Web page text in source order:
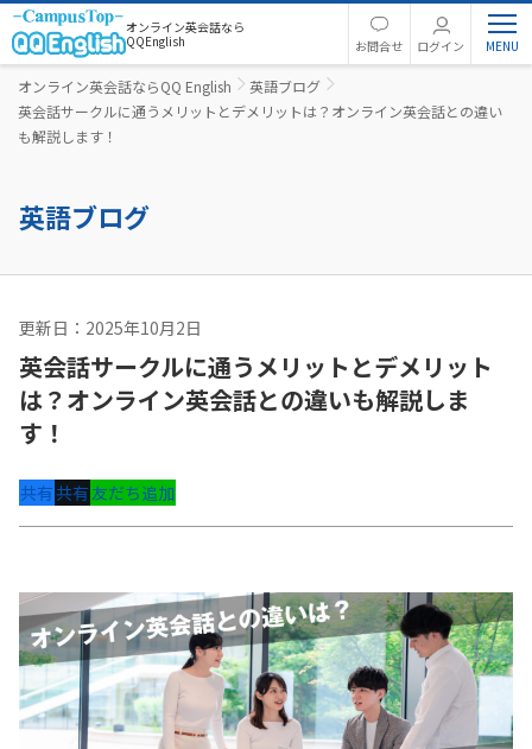
オンライン英会話なら
QQEnglish
お問合せ ログイン
オンライン英会話ならQQ English
英語ブログ
英会話サークルに通うメリットとデメリットは？オンライン英会話との違い
も解説します！
英語ブログ
更新日：2025年10月2日
英会話サークルに通うメリットとデメリット
は？オンライン英会話との違いも解説しま
す！
共有共有友だち追加